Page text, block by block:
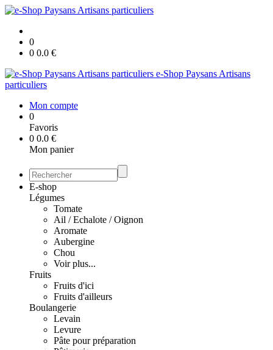
0
0 0.0 €
e-Shop Paysans Artisans
particuliers
Mon compte
0
Favoris
0 0.0 €
Mon panier
E-shop
Légumes
Tomate
Ail / Echalote / Oignon
Aromate
Aubergine
Chou
Voir plus...
Fruits
Fruits d'ici
Fruits d'ailleurs
Boulangerie
Levain
Levure
Pâte pour préparation